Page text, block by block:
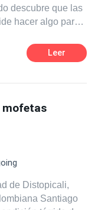
descubre que las
hacer algo para
Leer
mofetas
de Distopicali,
Santiago